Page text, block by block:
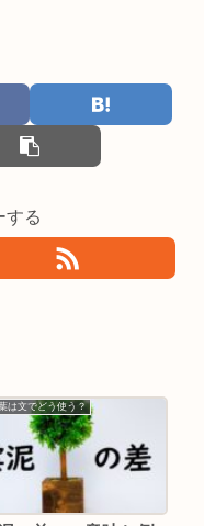
する
は文でどう使う？